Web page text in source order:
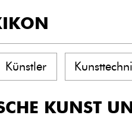
Künstler
KUNST